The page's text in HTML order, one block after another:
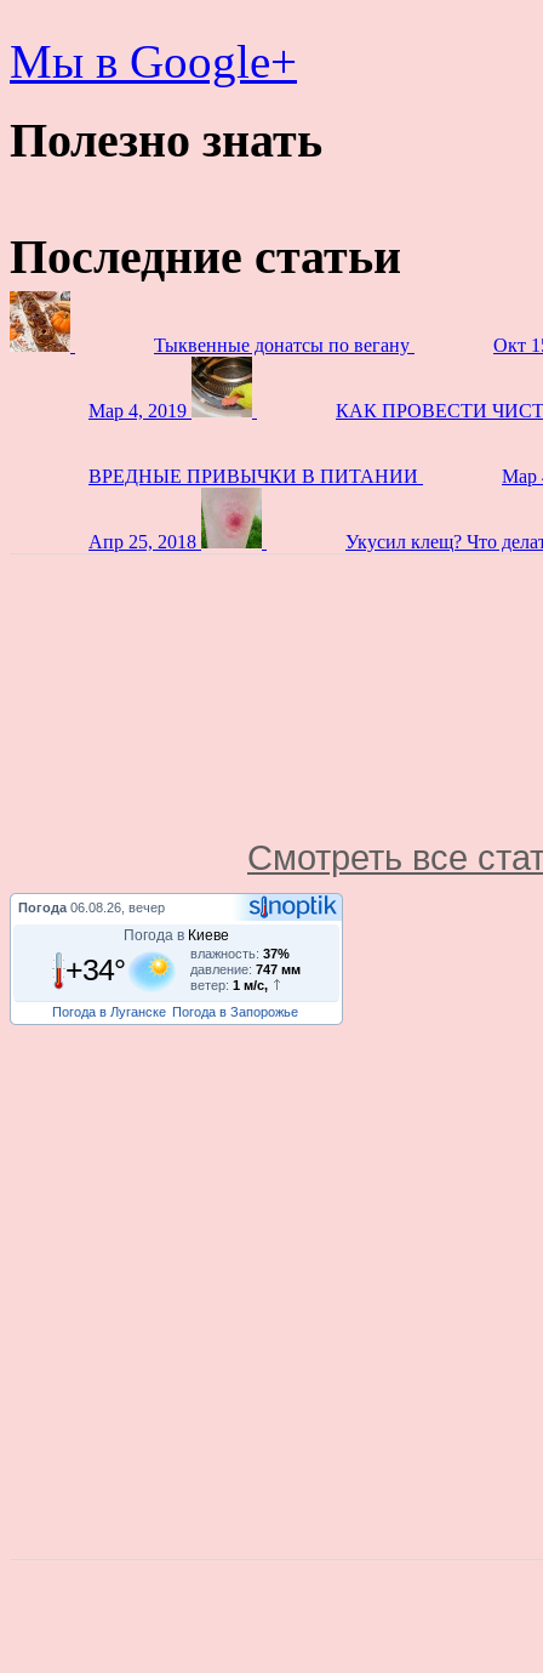
Мы в Google+
Полезно знать
Последние статьи
Тыквенные донатсы по вегану Окт
Мар 4, 2019 КАК ПРОВЕСТИ
ВРЕДНЫЕ ПРИВЫЧКИ В ПИТАНИИ Мар
Апр 25, 2018 Укусил клещ? Что
Смотреть все
Погода 06.08.26, вечер
Погода в Киеве
+34° влажность: 37%
давление: 747 мм
ветер: 1 м/с,
Погода в Луганске Погода в Запорожье